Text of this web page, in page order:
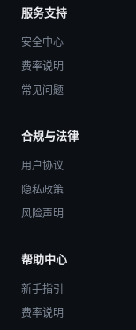
服务支持
安全中心
费率说明
常见问题
合规与法律
用户协议
隐私政策
风险声明
帮助中心
新手指引
费率说明